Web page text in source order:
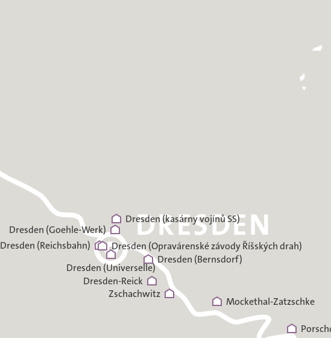
Zschachwitz
Mockethal-Zatzschke
Dresden-Reick
Dresden (Universelle)
Dresden (kasárny vojínů SS)
Dresden (Opravárenské závody Říšských drah)
Dresden (Goehle-Werk)
Dresden (Reichsbahn)
Dresden (Bernsdorf)